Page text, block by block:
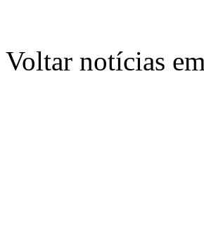
Voltar notícias